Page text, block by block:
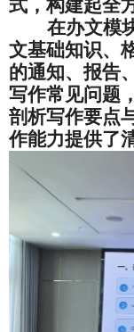
式，构建起全
在办文模
文基础知识、
的通知、报告
写作常见问题，
剖析写作要点
作能力提供了